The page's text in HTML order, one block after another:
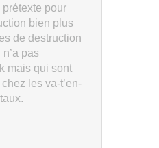
pour
bien plus
de destruction
n’a pas
mais qui sont
les va-t’en-